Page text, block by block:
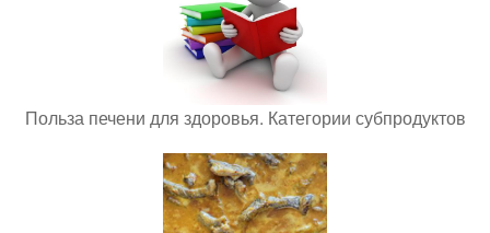
Польза печени для здоровья. Категории субпродуктов